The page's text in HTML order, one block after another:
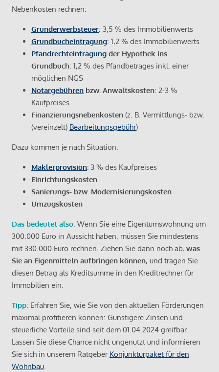
Nebenkosten rechnen:
Grunderwerbsteuer: 3,5 % des Immobilienwerts
Grundbucheintragung: 1,2 % des Immobilienwerts
Pfandrechteintragung der Hypothek ins
Grundbuch: 1,2 % des Pfandbetrages inkl. einer
möglichen NGS
Notargebühren bzw. Anwaltskosten: 2-3 %
Kaufpreises
Finanzierungsnebenkosten (z. B. Vermittlungs- bzw.
(vereinzelt) Bearbeitungsgebühr)
Dazu kommen je nach Situation:
Maklerprovision: 3 % des Kaufpreises
Einrichtungskosten
Sanierungs- bzw. Modernisierungskosten
Umzugskosten
Das bedeutet also: Wenn Sie eine Eigentumswohnung um
300.000 Euro in Aussicht haben, müssen Sie mindestens
mit 330.000 Euro rechnen. Ziehen Sie dann noch ab, was
Sie an Eigenmitteln aufbringen können, und tragen Sie
diesen Betrag als Kreditsumme in den Kreditrechner für
Immobilien ein.
Tipp: Erfahren Sie, wie Sie von den aktuellen Förderungen
maximal profitieren können: Günstigere Zinsen und
steuerliche Vorteile sind seit dem 01.04.2024 greifbar.
Lassen Sie diese Chance nicht ungenutzt und informieren
Sie sich in unserem Ratgeber Konjunkturpaket für den
Wohnbau.